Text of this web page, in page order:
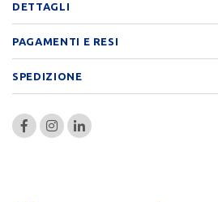
DETTAGLI
PAGAMENTI E RESI
SPEDIZIONE